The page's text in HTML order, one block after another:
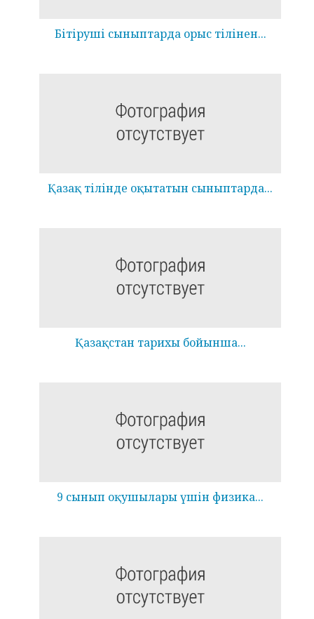
Бітіруші сыныптарда орыс тілінен...
Қазақ тілінде оқытатын сыныптарда...
Қазақстан тарихы бойынша...
9 сынып оқушылары үшін физика...